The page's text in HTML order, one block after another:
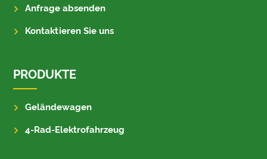
Anfrage absenden
Kontaktieren Sie uns
PRODUKTE
Geländewagen
4-Rad-Elektrofahrzeug